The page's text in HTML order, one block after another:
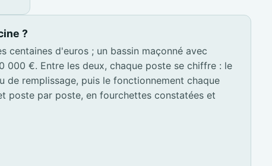
?
centaines d'euros ; un bassin maçonné avec
000 €. Entre les deux, chaque poste se chiffre : le
de remplissage, puis le fonctionnement chaque
poste par poste, en fourchettes constatées et